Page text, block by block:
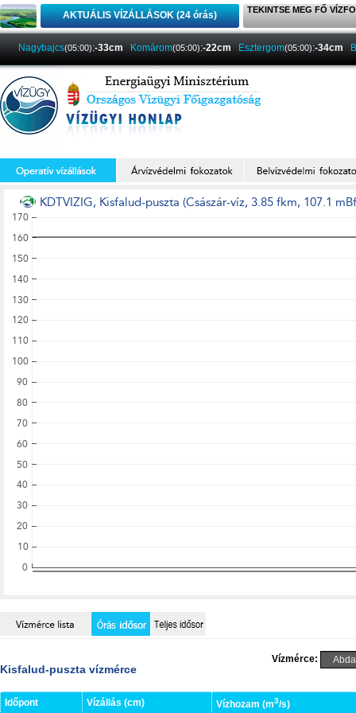
AKTUÁLIS VÍZÁLLÁSOK (24 órás) TEKINTSE MEG FŐ
Nagybajcs(05:00):-33cm Komárom(05:00):-22cm Esztergom(05:00):-34cm
Vízmérce:
Kisfalud-puszta vízmérce
Időpont Vízállás (cm) Vízhozam (m3/s)